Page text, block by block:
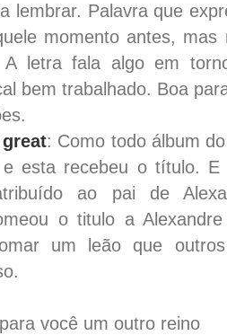
lembrar. Palavra que
momento antes, mas
A letra fala algo em
bem trabalhado. Boa
: Como todo álbum
e esta recebeu o título.
ao pai de
o titulo a
um leão que
você um outro reino